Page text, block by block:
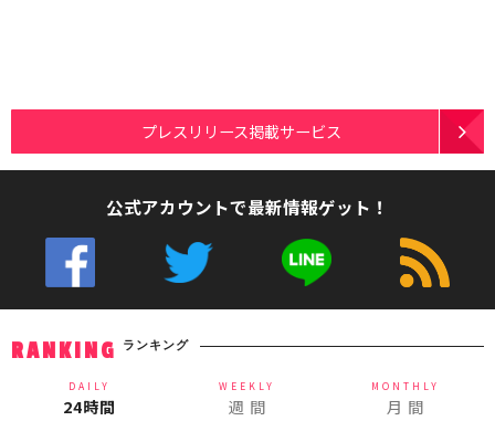
プレスリリース掲載サービス
公式アカウントで最新情報ゲット！
RANKING ランキング
DAILY
24時間
WEEKLY
週 間
MONTHLY
月 間